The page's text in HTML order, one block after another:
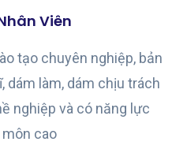
Viên
tạo chuyên nghiệp, bản
dám làm, dám chịu trách
nghiệp và có năng lực
cao